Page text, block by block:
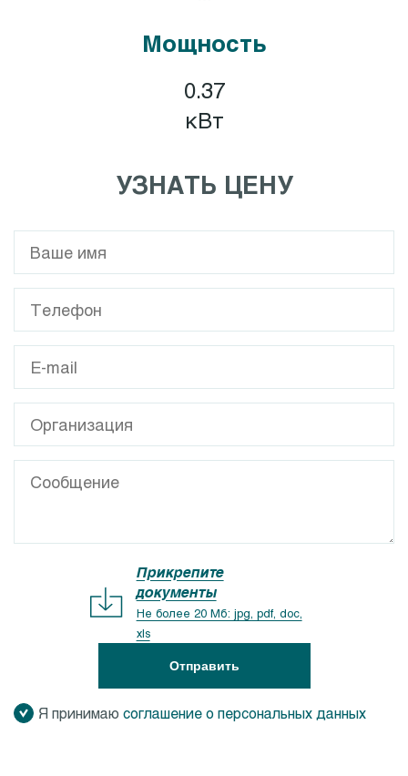
Мощность
0.37
кВт
УЗНАТЬ ЦЕНУ
Прикрепите
документы
Не более 20 Мб: jpg, pdf, doc,
xls
Отправить
Я принимаю соглашение о персональных данных